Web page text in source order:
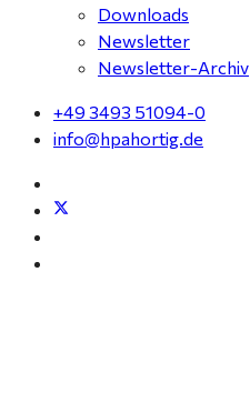
Downloads
Newsletter
Newsletter-Archiv
+49 3493 51094-0
info@hpahortig.de